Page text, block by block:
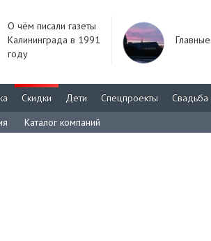
О чём писали газеты
Калининграда в 1991
году
Скидки Дети Спецпроекты Свадьба
Каталог компаний